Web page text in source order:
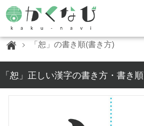
「恕」の書き順(書き方)
「恕」正しい漢字の書き方・書き